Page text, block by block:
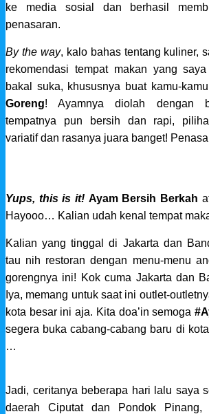
ke media sosial dan berhasil
penasaran.
By the way, kalo bahas tentang kuliner,
rekomendasi tempat makan yang
bakal suka, khususnya buat kamu-
Goreng! Ayamnya diolah dengan
tempatnya pun bersih dan rapi,
variatif dan rasanya juara banget!
Yups, this is it! Ayam Bersih Berkah
Hayooo… Kalian udah kenal tempat
Kalian yang tinggal di Jakarta dan
tau nih restoran dengan menu-menu
gorengnya ini! Kok cuma Jakarta dan
Iya, memang untuk saat ini outlet-
kota besar ini aja. Kita doa’in semoga
segera buka cabang-cabang baru di
…
Jadi, ceritanya beberapa hari lalu saya
daerah Ciputat dan Pondok Pinang,